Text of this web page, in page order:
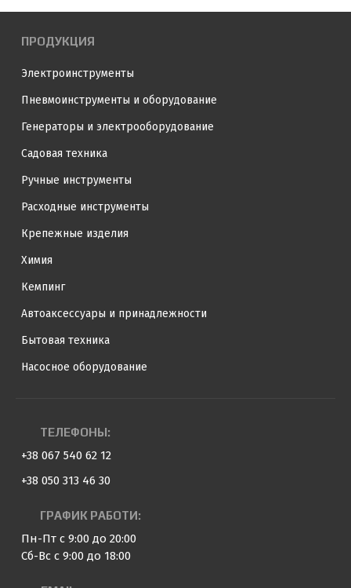
ПРОДУКЦИЯ
Электроинструменты
Пневмоинструменты и оборудование
Генераторы и электрооборудование
Садовая техника
Ручные инструменты
Расходные инструменты
Крепежные изделия
Химия
Кемпинг
Автоаксессуары и принадлежности
Бытовая техника
Насосное оборудование
ТЕЛЕФОНЫ:
+38 067 540 62 12
+38 050 313 46 30
ГРАФИК РАБОТИ:
Пн-Пт с 9:00 до 20:00
Сб-Вс с 9:00 до 18:00